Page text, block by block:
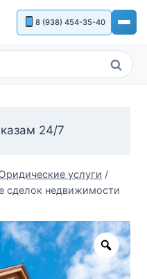
8 (938) 454-35-40
Поиск
24/7
услуги /
сделок недвижимости
Zoom